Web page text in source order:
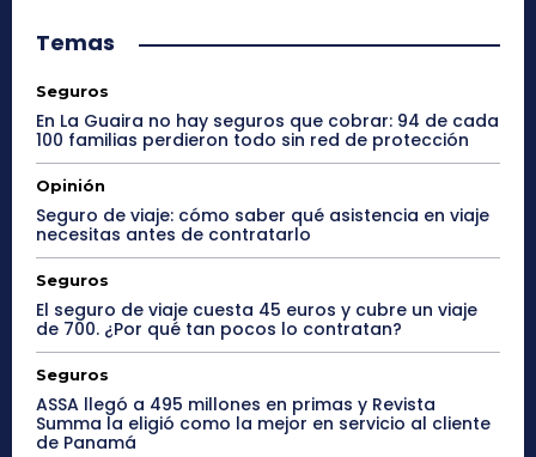
Temas
Seguros
En La Guaira no hay seguros que cobrar: 94 de cada
100 familias perdieron todo sin red de protección
Opinión
Seguro de viaje: cómo saber qué asistencia en viaje
necesitas antes de contratarlo
Seguros
El seguro de viaje cuesta 45 euros y cubre un viaje
de 700. ¿Por qué tan pocos lo contratan?
Seguros
ASSA llegó a 495 millones en primas y Revista
Summa la eligió como la mejor en servicio al cliente
de Panamá